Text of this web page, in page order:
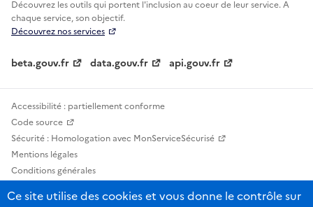
Découvrez les outils qui portent l'inclusion aucoeur de leur service. A
chaque service, son objectif.
Découvrez nos services
beta.gouv.fr data.gouv.fr api.gouv.fr
Accessibilité : partiellement conforme
Code source
Sécurité : Homologation avec MonServiceSécurisé
Mentions légales
Conditions générales
Statistiques, lexiques et indicateurs
Ce site utilise des cookies et vous donne le contrôle sur